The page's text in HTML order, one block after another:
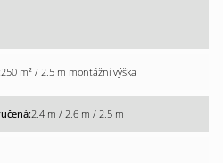
250 m² / 2.5 m montážní výška
2.4 m / 2.6 m / 2.5 m